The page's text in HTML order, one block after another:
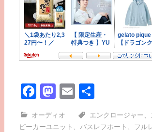
Facebook
Mastodon
Email
共
オーディオ エンクロージャー
ピーカーユニット
バスレフポート フル